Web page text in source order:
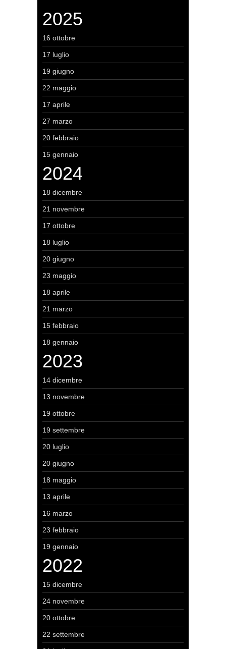
2025
16 ottobre
17 luglio
19 giugno
22 maggio
17 aprile
27 marzo
20 febbraio
15 gennaio
2024
18 dicembre
21 novembre
17 ottobre
18 luglio
20 giugno
23 maggio
18 aprile
21 marzo
15 febbraio
18 gennaio
2023
14 dicembre
13 novembre
19 ottobre
19 settembre
20 luglio
20 giugno
18 maggio
13 aprile
16 marzo
23 febbraio
19 gennaio
2022
15 dicembre
24 novembre
20 ottobre
22 settembre